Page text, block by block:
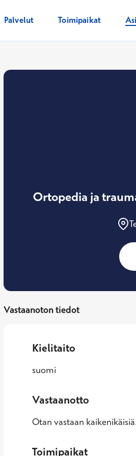
Palvelut Toimipaikat
Ortopedia ja
Vastaanoton tiedot
Kielitaito
suomi
Vastaanotto
Otan vastaan
Toimipaikat